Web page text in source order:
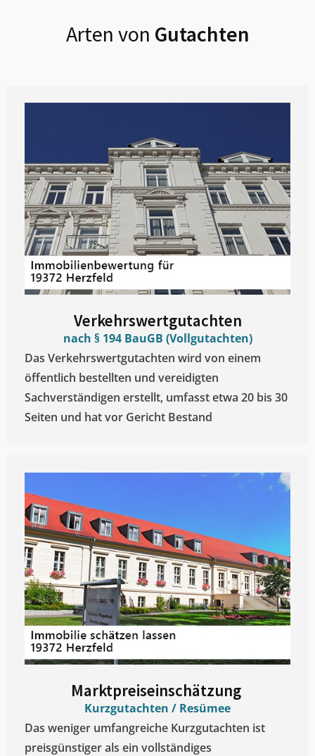
Arten von Gutachten
Verkehrswertgutachten
nach § 194 BauGB (Vollgutachten)
Das Verkehrswertgutachten wird von einem
öffentlich bestellten und vereidigten
Sachverständigen erstellt, umfasst etwa 20 bis 30
Seiten und hat vor Gericht Bestand
Marktpreiseinschätzung ​
Kurzgutachten / Resümee
Das weniger umfangreiche Kurzgutachten ist
preisgünstiger als ein vollständiges